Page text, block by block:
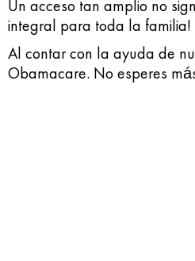
Un acceso tan amplio no
integral para toda la familia!
Al contar con la ayuda de
Obamacare. No esperes